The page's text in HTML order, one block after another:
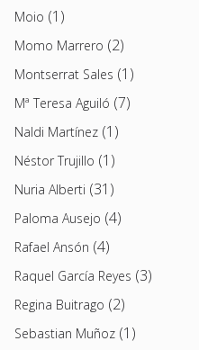
Moio (1)
Momo Marrero (2)
Montserrat Sales (1)
Mª Teresa Aguiló (7)
Naldi Martínez (1)
Néstor Trujillo (1)
Nuria Alberti (31)
Paloma Ausejo (4)
Rafael Ansón (4)
Raquel García Reyes (3)
Regina Buitrago (2)
Sebastian Muñoz (1)